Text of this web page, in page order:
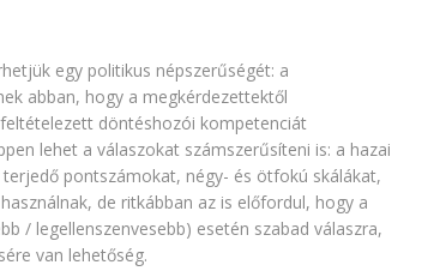
egy politikus népszerűségét: a
abban, hogy a megkérdezettektől
döntéshozói kompetenciát
lehet a válaszokat számszerűsíteni is: a hazai
pontszámokat, négy- és ötfokú skálákat,
de ritkábban az is előfordul, hogy a
/ legellenszenvesebb) esetén szabad válaszra,
van lehetőség.